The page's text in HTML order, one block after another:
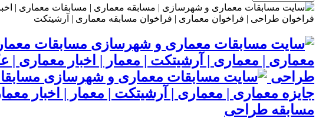
مسابقات
معماری | معماری | آرشیتکت | معمار | اخبار
طراحی
جایزه معماری | معماری | آرشیتکت | معمار | اخبار
مسابقه طراحی